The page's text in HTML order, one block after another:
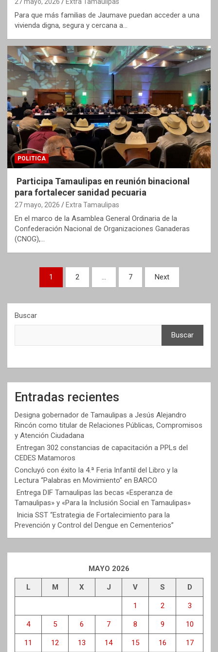
Para que más familias de Jaumave puedan acceder a una
vivienda digna, segura y cercana a…
POLITICA
Participa Tamaulipas en reunión binacional
para fortalecer sanidad pecuaria
27 mayo, 2026 Extra Tamaulipas
En el marco de la Asamblea General Ordinaria de la
Confederación Nacional de Organizaciones Ganaderas
(CNOG),…
Paginación
entradas
1 2 … 7 Next
Buscar
Buscar
Entradas recientes
Designa gobernador de Tamaulipas a Jesús Alejandro
Rincón como titular de Relaciones Públicas, Compromisos
y Atención Ciudadana
Entregan 302 constancias de capacitación a PPLs del
CEDES Matamoros
Concluyó con éxito la 4.ª Feria Infantil del Libro y la
Lectura “Palabras en Movimiento” en BARCO
Entrega DIF Tamaulipas las becas «Esperanza de
Tamaulipas» y «Para la Inclusión Social en Tamaulipas»
Inicia SST “Estrategia de Fortalecimiento para la
Prevención y Control del Dengue en Cementerios”
MAYO 2026
L M X J V S D
1 2 3
4 5 6 7 8 9 10
11 12 13 14 15 16 17